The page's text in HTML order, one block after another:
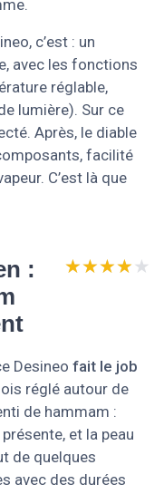
c’est : un
avec les fonctions
réglable,
lumière). Sur ce
Après, le diable
facilité
C’est là que
:
★★★★★
★★★★★
Desineo fait le job
réglé autour de
de hammam :
et la peau
de quelques
avec des durées